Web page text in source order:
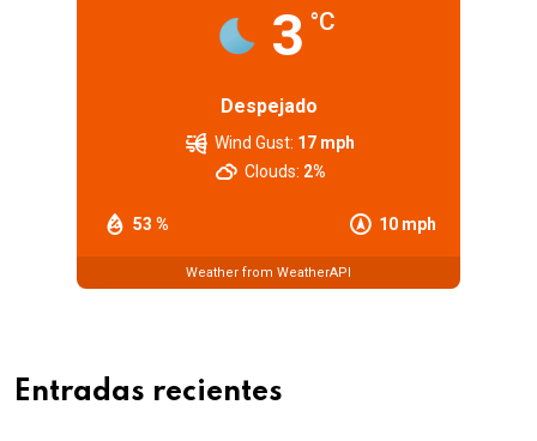
3 °C
Despejado
53 % 10 mph
Wind Gust: 17 mph
Clouds: 2%
Weather from WeatherAPI
Entradas recientes